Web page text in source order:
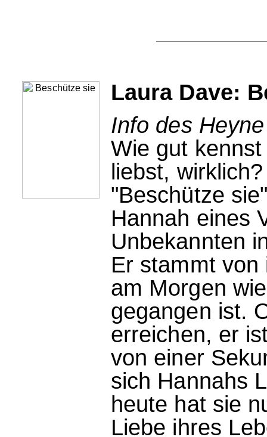
Laura Dave:
Info des
Wie gut
liebst, wirklich?
"Beschütze
Hannah eines
Unbekannten
Er stammt
am Morgen
gegangen ist.
erreichen, er
von einer
sich Hannahs
heute hat sie
Liebe ihres